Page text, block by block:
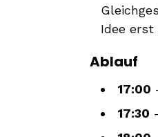
Idee erst
Ablauf
17:00
17:30